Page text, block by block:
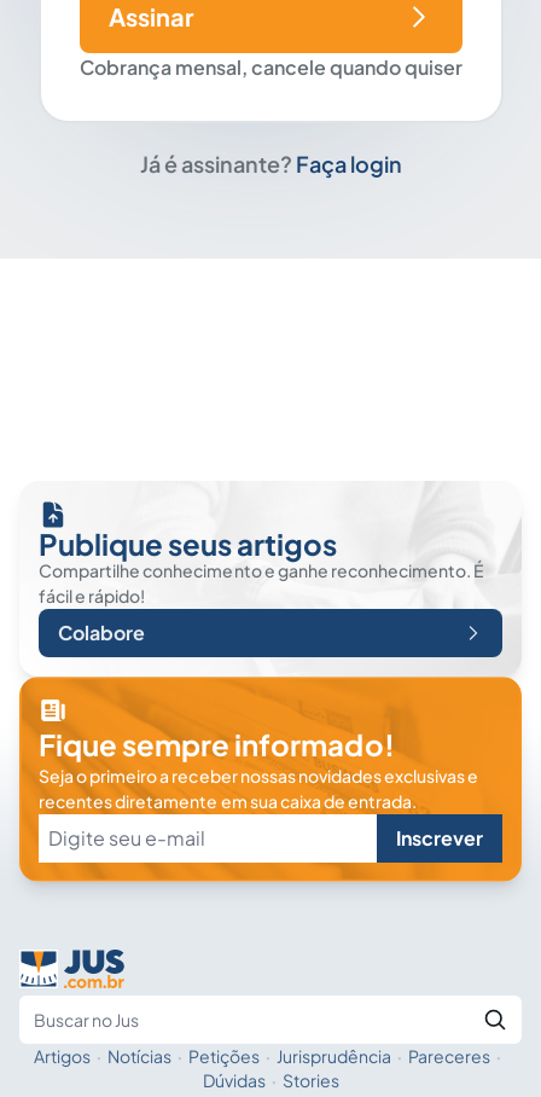
Cobrança mensal, cancele quando quiser
Assinar
Já é assinante? Faça login
Publique seus artigos
Compartilhe conhecimento e ganhe reconhecimento. É
fácil e rápido!
Colabore
Fique sempre informado!
Seja o primeiro a receber nossas novidades exclusivas e
recentes diretamente em sua caixa de entrada.
Inscrever
Fale com a IA
Artigos · Notícias · Petições · Jurisprudência · Pareceres ·
Dúvidas · Stories